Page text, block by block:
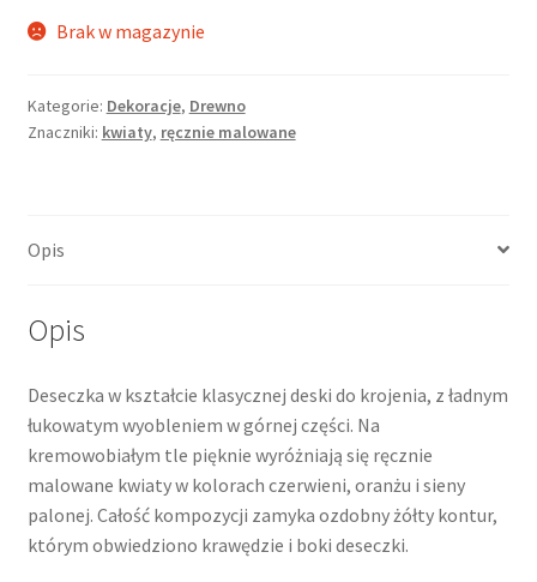
Brak w magazynie
Kategorie: Dekoracje, Drewno
Znaczniki: kwiaty, ręcznie malowane
Opis
Opis
Deseczka w kształcie klasycznej deski do krojenia, z ładnym
łukowatym wyobleniem w górnej części. Na
kremowobiałym tle pięknie wyróżniają się ręcznie
malowane kwiaty w kolorach czerwieni, oranżu i sieny
palonej. Całość kompozycji zamyka ozdobny żółty kontur,
którym obwiedziono krawędzie i boki deseczki.